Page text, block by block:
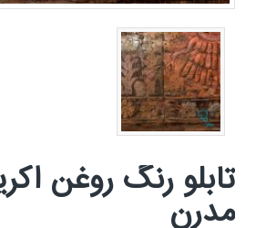
تابلو رنگ روغن
مدرن